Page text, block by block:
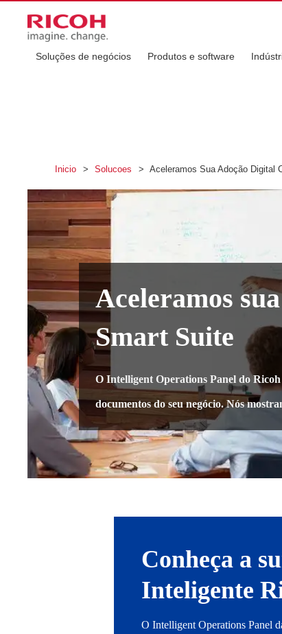
Soluções de negócios Produtos e software
Inicio > Solucoes > Aceleramos Sua Adoção Digital
Aceleramos
Smart Suite
O Intelligent Operations Panel do
documentos do seu negócio. Nós
Conheça a
Inteligente
O Intelligent Operations Panel